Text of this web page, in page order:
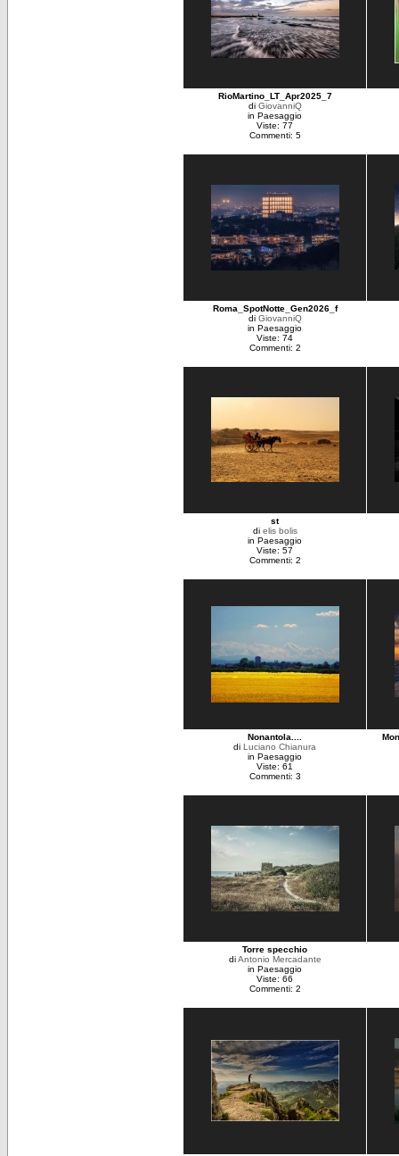
RioMartino_LT_Apr2025_7
di GiovanniQ
in Paesaggio
Viste: 77
Commenti: 5
Roma_SpotNotte_Gen2026_f
di GiovanniQ
in Paesaggio
Viste: 74
Commenti: 2
st
di elis bolis
in Paesaggio
Viste: 57
Commenti: 2
Nonantola....
di Luciano Chianura
in Paesaggio
Viste: 61
Commenti: 3
Torre specchio
diAntonio Mercadante
in Paesaggio
Viste: 66
Commenti: 2